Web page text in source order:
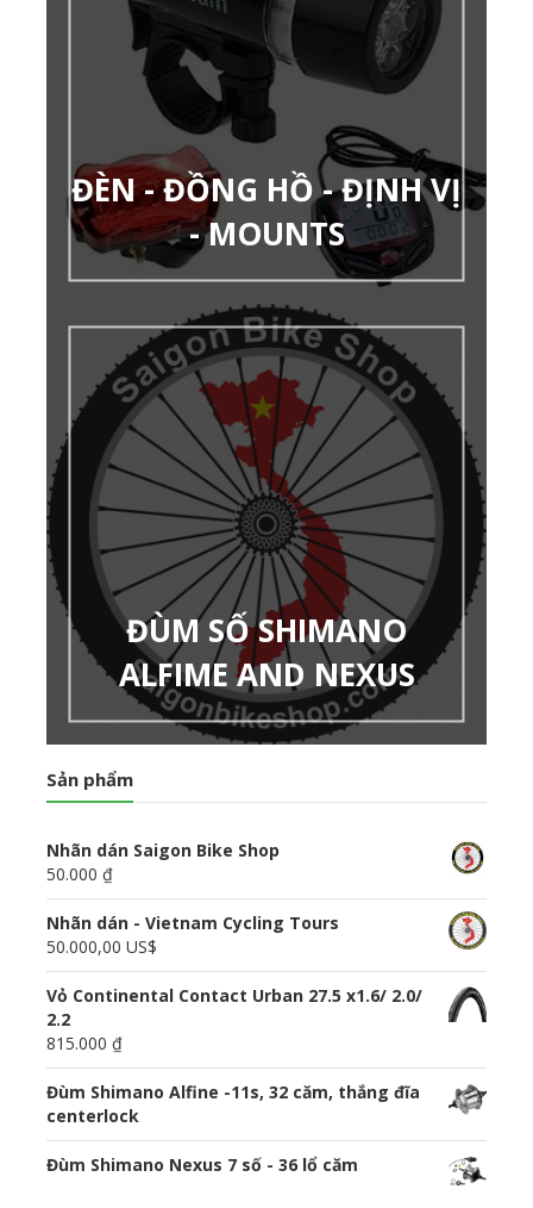
ĐÈN - ĐỒNG HỒ - ĐỊNH VỊ
- MOUNTS
ĐÙM SỐ SHIMANO
ALFIME AND NEXUS
Sản phẩm
Nhãn dán Saigon Bike Shop
50.000 ₫
Nhãn dán - Vietnam Cycling Tours
50.000,00 US$
Vỏ Continental Contact Urban 27.5 x1.6/ 2.0/
2.2
815.000 ₫
Đùm Shimano Alfine -11s, 32 căm, thắng đĩa
centerlock
Đùm Shimano Nexus 7 số - 36 lổ căm